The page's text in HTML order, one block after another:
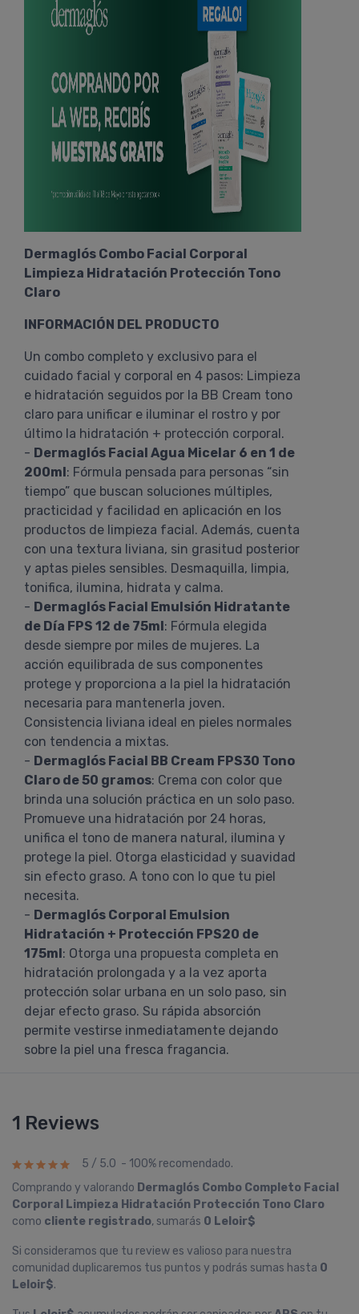
Dermaglós Combo Facial Corporal
Limpieza Hidratación Protección Tono
Claro
INFORMACIÓN DEL PRODUCTO
Un combo completo y exclusivo para el
cuidado facial y corporal en 4 pasos: Limpieza
e hidratación seguidos por la BB Cream tono
claro para unificar e iluminar el rostro y por
último la hidratación + protección corporal.
- Dermaglós Facial Agua Micelar 6 en 1 de
200ml: Fórmula pensada para personas “sin
tiempo” que buscan soluciones múltiples,
practicidad y facilidad en aplicación en los
productos de limpieza facial. Además, cuenta
con una textura liviana, sin grasitud posterior
y aptas pieles sensibles. Desmaquilla, limpia,
tonifica, ilumina, hidrata y calma.
- Dermaglós Facial Emulsión Hidratante
de Día FPS 12 de 75ml: Fórmula elegida
desde siempre por miles de mujeres. La
acción equilibrada de sus componentes
protege y proporciona a la piel la hidratación
necesaria para mantenerla joven.
Consistencia liviana ideal en pieles normales
con tendencia a mixtas.
- Dermaglós Facial BB Cream FPS30 Tono
Claro de 50 gramos: Crema con color que
brinda una solución práctica en un solo paso.
Promueve una hidratación por 24 horas,
unifica el tono de manera natural, ilumina y
protege la piel. Otorga elasticidad y suavidad
sin efecto graso. A tono con lo que tu piel
necesita.
- Dermaglós Corporal Emulsion
Hidratación + Protección FPS20 de
175ml: Otorga una propuesta completa en
hidratación prolongada y a la vez aporta
protección solar urbana en un solo paso, sin
dejar efecto graso. Su rápida absorción
permite vestirse inmediatamente dejando
sobre la piel una fresca fragancia.
1 Reviews
5 / 5.0 - 100% recomendado.
Comprando y valorando Dermaglós Combo Completo Facial
Corporal Limpieza Hidratación Protección Tono Claro
como cliente registrado, sumarás 0 Leloir$
Si consideramos que tu review es valioso para nuestra
comunidad duplicaremos tus puntos y podrás sumas hasta 0
Leloir$.